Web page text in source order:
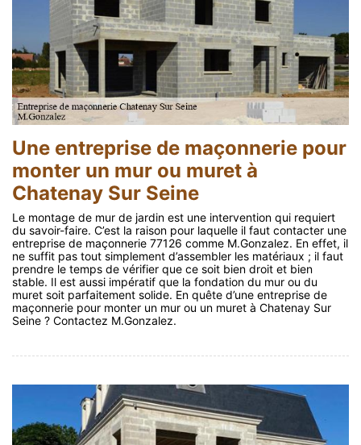
Une entreprise de maçonnerie pour
monter un mur ou muret à
Chatenay Sur Seine
Le montage de mur de jardin est une intervention qui requiert
du savoir-faire. C’est la raison pour laquelle il faut contacter une
entreprise de maçonnerie 77126 comme M.Gonzalez. En effet, il
ne suffit pas tout simplement d’assembler les matériaux ; il faut
prendre le temps de vérifier que ce soit bien droit et bien
stable. Il est aussi impératif que la fondation du mur ou du
muret soit parfaitement solide. En quête d’une entreprise de
maçonnerie pour monter un mur ou un muret à Chatenay Sur
Seine ? Contactez M.Gonzalez.